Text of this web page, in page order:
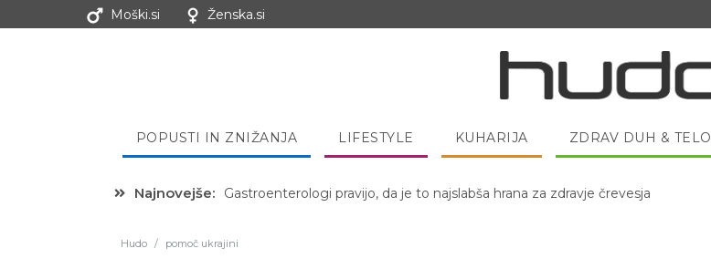
Moški.si Ženska.si
POPUSTI IN ZNIŽANJA LIFESTYLE KUHARIJA ZDRAV DUH & TELO
Najnovejše: Gastroenterologi pravijo, da je to najslabša hrana za zdravje črevesja
Hudo / pomoč ukrajini